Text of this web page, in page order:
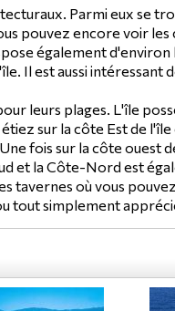
Parmi eux se
pouvez encore voir
également
Il est aussi
leurs plages. L'île
étiez sur la côte Est de
fois sur la côte ouest
et la Côte-Nord est
tavernes où vous
tout simplement